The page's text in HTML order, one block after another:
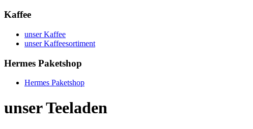
Kaffee
unser Kaffee
unser Kaffeesortiment
Hermes Paketshop
Hermes Paketshop
unser Teeladen